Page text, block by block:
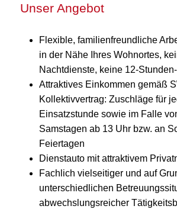
Unser Angebot
Flexible, familienfreundliche
in der Nähe Ihres Wohnortes,
Nachtdienste, keine 12-
Attraktives Einkommen gemäß
Kollektivvertrag: Zuschläge für
Einsatzstunde sowie im Falle
Samstagen ab 13 Uhr bzw. an
Feiertagen
Dienstauto mit attraktivem
Fachlich vielseitiger und auf
unterschiedlichen
abwechslungsreicher